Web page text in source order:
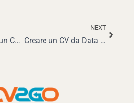
Come Diventare un Contabile: Guida Completa
NEXT
Creare un CV da Data Analyst Vincente nel 2025: Guida Completa